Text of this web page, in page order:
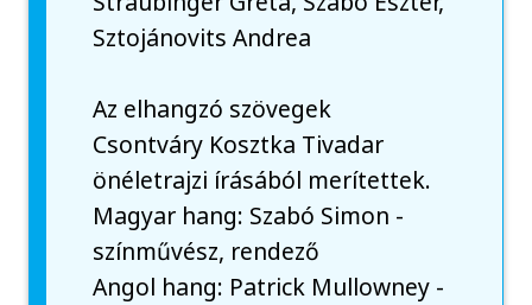
Sztojánovits Andrea
Az elhangzó szövegek
Csontváry Kosztka Tivadar
önéletrajzi írásából merítettek.
Magyar hang: Szabó Simon -
színművész, rendező
Angol hang: Patrick Mullowney -